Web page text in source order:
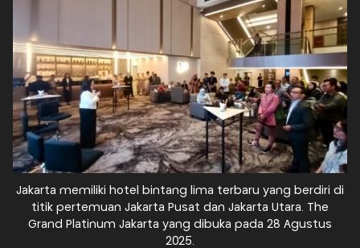
Jakarta memiliki hotel bintang lima terbaru yang berdiri di
titik pertemuan Jakarta Pusat dan Jakarta Utara. The
Grand Platinum Jakarta yang dibuka pada 28 Agustus
2025.